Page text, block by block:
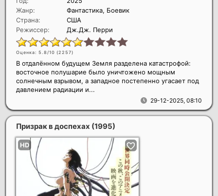
Жанр:
Фантастика, Боевик
Страна:
США
Режиссер:
Дж.Дж. Перри
Оценка: 5.8/10 (2257)
29-12-2025, 08:10
В отдалённом будущем Земля разделена катастрофой:
восточное полушарие было уничтожено мощным
солнечным взрывом, а западное постепенно угасает под
давлением радиации и...
Призрак в доспехах (1995)